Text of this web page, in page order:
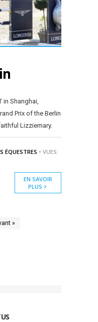
in Shanghai,
Prix of the Berlin
Lizziemary.
ÉQUESTRES • VUES:
EN SAVOIR
PLUS
»